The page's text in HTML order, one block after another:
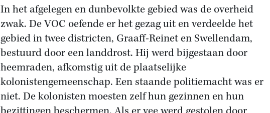
In het afgelegen en dunbevolkte gebied was de overheid
zwak. De VOC oefende er het gezag uit en verdeelde het
gebied in twee districten, Graaff-Reinet en Swellendam,
bestuurd door een landdrost. Hij werd bijgestaan door
heemraden, afkomstig uit de plaatselijke
kolonistengemeenschap. Een staande politiemacht was er
niet. De kolonisten moesten zelf hun gezinnen en hun